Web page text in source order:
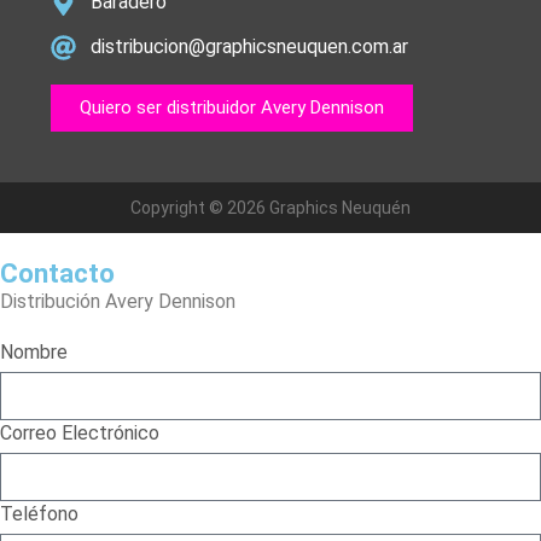
distribucion@graphicsneuquen.com.ar
Quiero ser distribuidor Avery Dennison
Copyright © 2026 Graphics Neuquén
Contacto
Distribución Avery Dennison
Nombre
Correo Electrónico
Teléfono